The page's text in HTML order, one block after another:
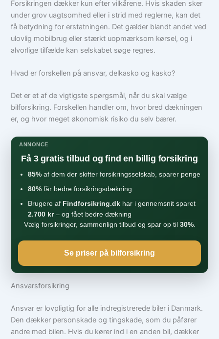
Forsikringen dækker kun efter vilkårene. Hvis skaden sker
under grov uagtsomhed eller i strid med reglerne, kan det
få betydning for erstatningen. Det gælder blandt andet ved
ulovlig mobilbrug eller stærkt uopmærksom kørsel, og i
alvorlige tilfælde kan selskabet søge regres.
Hvad er forskellen på ansvar, delkasko og kasko?
Det er et af de vigtigste spørgsmål, når du skal vælge
bilforsikring. Forskellen handler om, hvor bred dækningen
er, og hvor meget økonomisk risiko du selv bærer.
ANNONCE
Få 3 gratis tilbud og find en billig forsikring
85% af dem der skifter forsikringsselskab, sparer penge
80% får bedre forsikringsdækning
Brugere af Findforsikring.dk har i gennemsnit sparet
2.700 kr– og fået bedre dækning
Vælg forsikringer, sammenlign tilbud og spar op til 30%.
Se priser på bilforsikring
Ansvarsforsikring
Ansvar er lovpligtig for alle indregistrerede biler i Danmark.
Den dækker personskade og tingskade, som du påfører
andre med bilen. Hvis du kører ind i en anden bil, dækker